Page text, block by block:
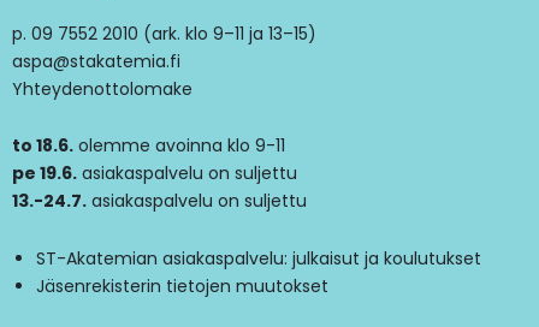
p. 09 7552 2010 (ark. klo 9–11 ja 13–15)
aspa@stakatemia.fi
Yhteydenottolomake
to 18.6. olemme avoinna klo 9-11
pe 19.6. asiakaspalvelu on suljettu
13.-24.7. asiakaspalvelu on suljettu
ST-Akatemian asiakaspalvelu: julkaisut ja koulutukset
Jäsenrekisterin tietojen muutokset